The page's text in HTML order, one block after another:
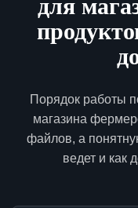
Порядок работы
магазина
файлов, а
ведет и как